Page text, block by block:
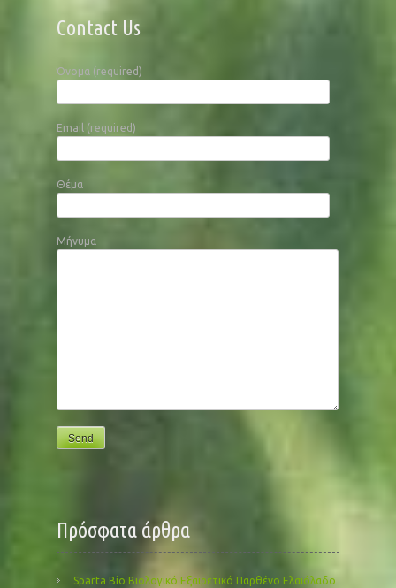
Contact Us
Όνομα (required)
Email (required)
Θέμα
Μήνυμα
Πρόσφατα άρθρα
Sparta Bio Βιολογικό Εξαιρετικό Παρθένο Ελαιόλαδο